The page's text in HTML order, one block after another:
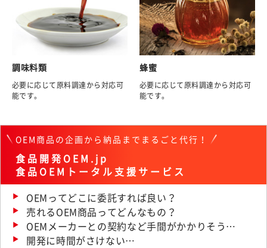
調味料類
必要に応じて原料調達から対応可
能です。
蜂蜜
必要に応じて原料調達から対応可
能です。
OEM商品の企画から納品までまるごと代行！
食品開発OEM.jp
食品OEMトータル支援サービス
OEMってどこに委託すれば良い？
売れるOEM商品ってどんなもの？
OEMメーカーとの契約など手間がかかりそう…
開発に時間がさけない…